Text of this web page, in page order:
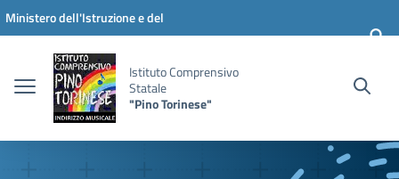
Vai ai contenuti
Vai al menu di navigazione
Vai al footer
Ministero dell'Istruzione e del
Istituto Comprensivo
Statale
"Pino Torinese"